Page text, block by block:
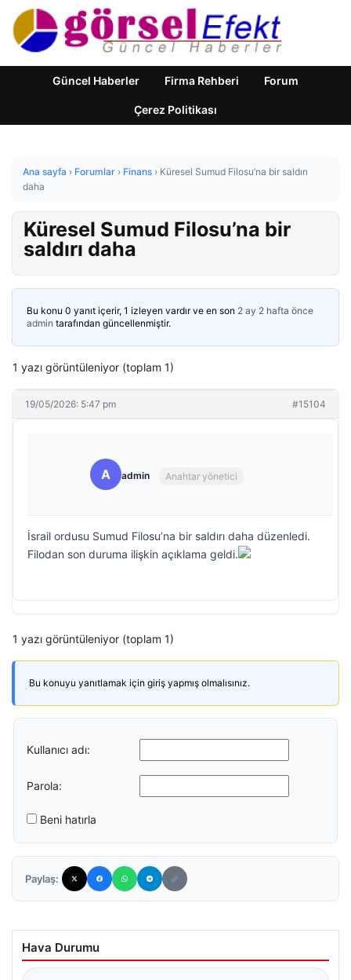
Güncel Haberler Firma Rehberi Forum
Çerez Politikası
Ana sayfa › Forumlar › Finans › Küresel Sumud Filosu’na bir saldırı
daha
Küresel Sumud Filosu’na bir
saldırı daha
Bu konu 0 yanıt içerir, 1 izleyen vardır ve en son 2 ay 2 hafta önce
admin tarafından güncellenmiştir.
1 yazı görüntüleniyor (toplam 1)
19/05/2026: 5:47 pm #15104
A admin Anahtar yönetici
İsrail ordusu Sumud Filosu’na bir saldırı daha düzenledi.
Filodan son duruma ilişkin açıklama geldi.
1 yazı görüntüleniyor (toplam 1)
Bu konuyu yanıtlamak için giriş yapmış olmalısınız.
Kullanıcı adı:
Parola:
Beni hatırla
Paylaş:
Hava Durumu